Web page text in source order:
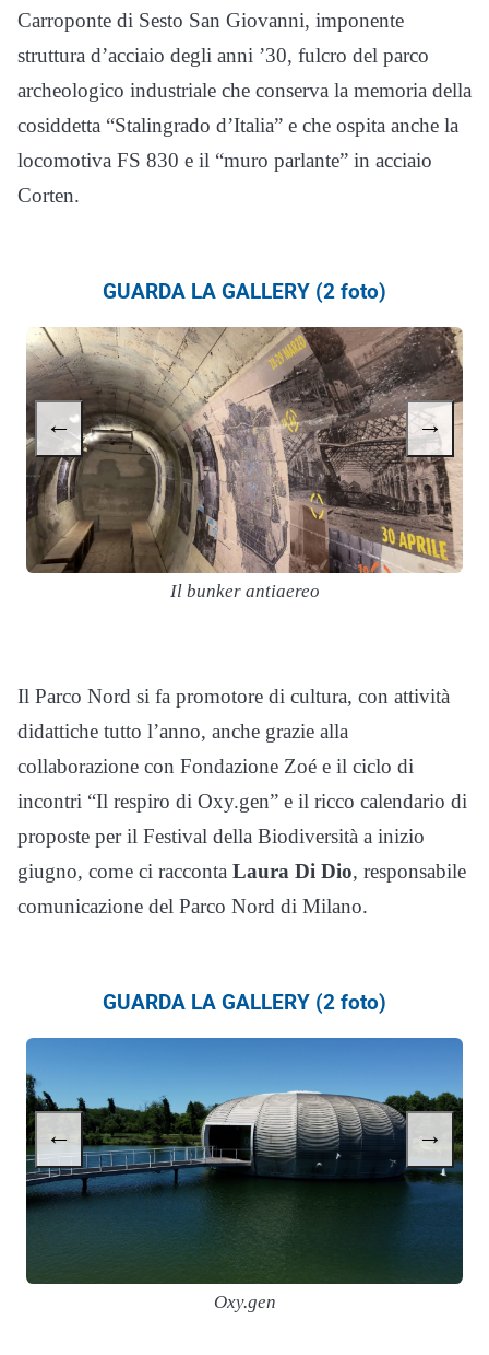
Carroponte di Sesto San Giovanni, imponente
struttura d’acciaio degli anni ’30, fulcro del parco
archeologico industriale che conserva la memoria della
cosiddetta “Stalingrado d’Italia” e che ospita anche la
locomotiva FS 830 e il “muro parlante” in acciaio
Corten.
GUARDA LA GALLERY (2 foto)
Il bunker antiaereo
← →
Il Parco Nord si fa promotore di cultura, con attività
didattiche tutto l’anno, anche grazie alla
collaborazione con Fondazione Zoé e il ciclo di
incontri “Il respiro di Oxy.gen” e il ricco calendario di
proposte per il Festival della Biodiversità a inizio
giugno, come ci racconta Laura Di Dio, responsabile
comunicazione del Parco Nord di Milano.
GUARDA LA GALLERY (2 foto)
Oxy.gen
← →